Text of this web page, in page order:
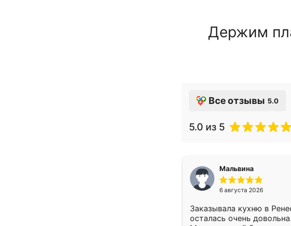
Держим
Все отзывы 5.0
5.0 из 5
Мальвина
6 августа 2026
Заказывала кухню в
осталась очень довольна.